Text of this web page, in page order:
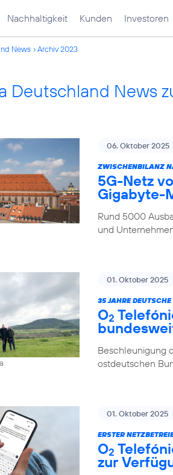
Nachhaltigkeit Kunden Investoren
News Archiv 2023
Deutschland News
06. Oktober 2025
ZWISCHENBILANZ
5G-Netz
Gigabyte-
Rund 5000
und
01. Oktober 2025
35 JAHRE
O2
Beschleunigung
ostdeutschen
01. Oktober 2025
ERSTER
O2
zur